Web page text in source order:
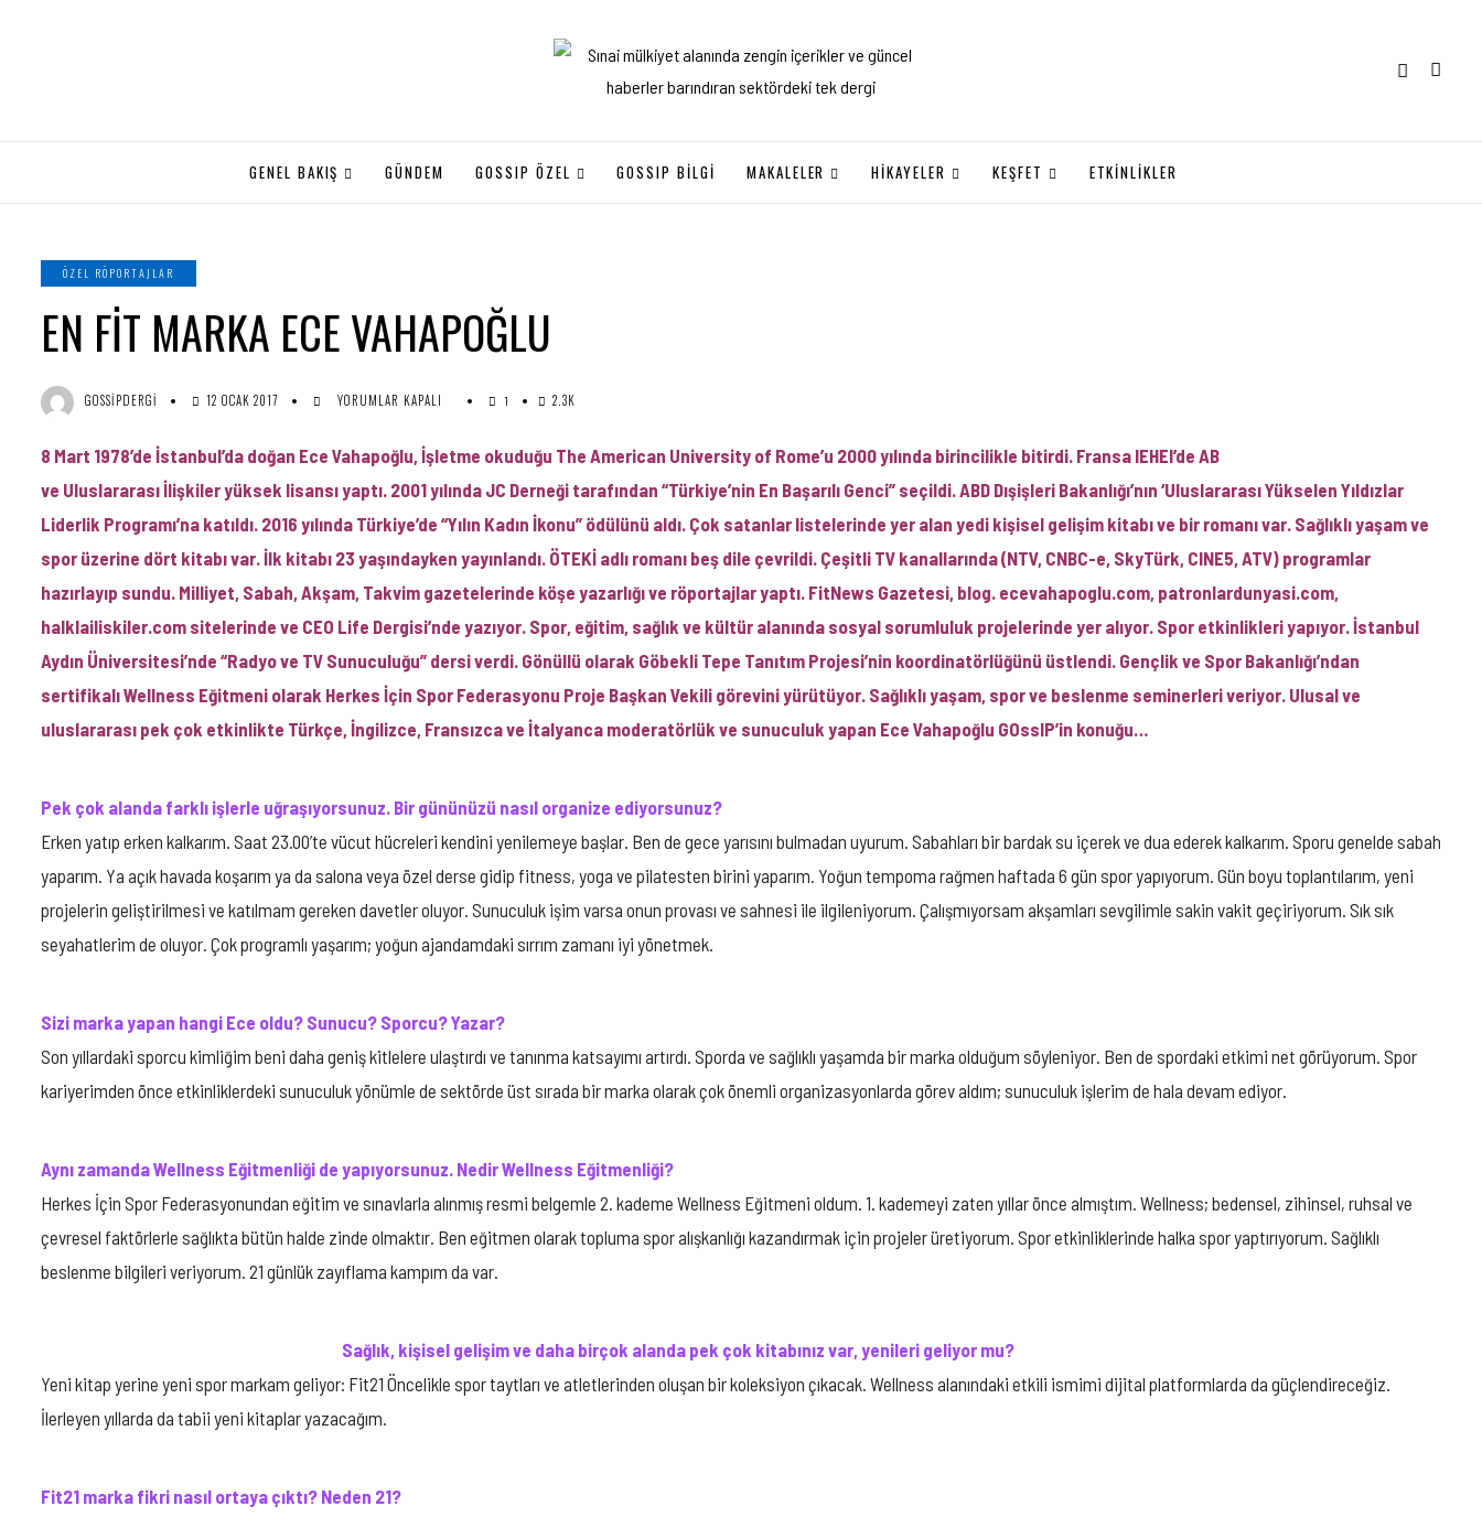
GENEL BAKIŞ GÜNDEM GOSSIP ÖZEL GOSSIP BILGI MAKALELER HİKAYELER KEŞFET ETKİNLİKLER
ÖZEL RÖPORTAJLAR
EN FİT MARKA ECE VAHAPOĞLU
GOSSIPDERGI 12 OCAK 2017
EN
ECE
VAHAPOĞLU
IÇIN
YORUMLAR KAPALI 1 2.3K
8 Mart 1978’de İstanbul’da doğan Ece Vahapoğlu, İşletme okuduğu The American University of Rome’u 2000 yılında birincilikle bitirdi. Fransa IEHEI’de AB
ve Uluslararası İlişkiler yüksek lisansı yaptı. 2001 yılında JC Derneği tarafından “Türkiye’nin En Başarılı Genci” seçildi. ABD Dışişleri Bakanlığı’nın ‘Uluslararası Yükselen Yıldızlar
Liderlik Programı’na katıldı. 2016 yılında Türkiye’de “Yılın Kadın İkonu” ödülünü aldı. Çok satanlar listelerinde yer alan yedi kişisel gelişim kitabı ve bir romanı var. Sağlıklı yaşam ve
spor üzerine dört kitabı var. İlk kitabı 23 yaşındayken yayınlandı. ÖTEKİ adlı romanı beş dile çevrildi. Çeşitli TV kanallarında (NTV, CNBC-e, SkyTürk, CINE5, ATV) programlar
hazırlayıp sundu. Milliyet, Sabah, Akşam, Takvim gazetelerinde köşe yazarlığı ve röportajlar yaptı. FitNews Gazetesi, blog. ecevahapoglu.com, patronlardunyasi.com,
halklailiskiler.com sitelerinde ve CEO Life Dergisi’nde yazıyor. Spor, eğitim, sağlık ve kültür alanında sosyal sorumluluk projelerinde yer alıyor. Spor etkinlikleri yapıyor. İstanbul
Aydın Üniversitesi’nde “Radyo ve TV Sunuculuğu” dersi verdi. Gönüllü olarak Göbekli Tepe Tanıtım Projesi’nin koordinatörlüğünü üstlendi. Gençlik ve Spor Bakanlığı’ndan
sertifikalı Wellness Eğitmeni olarak Herkes İçin Spor Federasyonu Proje Başkan Vekili görevini yürütüyor. Sağlıklı yaşam, spor ve beslenme seminerleri veriyor. Ulusal ve
uluslararası pek çok etkinlikte Türkçe, İngilizce, Fransızca ve İtalyanca moderatörlük ve sunuculuk yapan Ece Vahapoğlu GOssIP’in konuğu…
Pek çok alanda farklı işlerle uğraşıyorsunuz. Bir gününüzü nasıl organize ediyorsunuz?
Erken yatıp erken kalkarım. Saat 23.00’te vücut hücreleri kendini yenilemeye başlar. Ben de gece yarısını bulmadan uyurum. Sabahları bir bardak su içerek ve dua ederek kalkarım. Sporu genelde sabah
yaparım. Ya açık havada koşarım ya da salona veya özel derse gidip fitness, yoga ve pilatesten birini yaparım. Yoğun tempoma rağmen haftada 6 gün spor yapıyorum. Gün boyu toplantılarım, yeni
projelerin geliştirilmesi ve katılmam gereken davetler oluyor. Sunuculuk işim varsa onun provası ve sahnesi ile ilgileniyorum. Çalışmıyorsam akşamları sevgilimle sakin vakit geçiriyorum. Sık sık
seyahatlerim de oluyor. Çok programlı yaşarım; yoğun ajandamdaki sırrım zamanı iyi yönetmek.
Sizi marka yapan hangi Ece oldu? Sunucu? Sporcu? Yazar?
Son yıllardaki sporcu kimliğim beni daha geniş kitlelere ulaştırdı ve tanınma katsayımı artırdı. Sporda ve sağlıklı yaşamda bir marka olduğum söyleniyor. Ben de spordaki etkimi net görüyorum. Spor
kariyerimden önce etkinliklerdeki sunuculuk yönümle de sektörde üst sırada bir marka olarak çok önemli organizasyonlarda görev aldım; sunuculuk işlerim de hala devam ediyor.
Aynı zamanda Wellness Eğitmenliği de yapıyorsunuz. Nedir Wellness Eğitmenliği?
Herkes İçin Spor Federasyonundan eğitim ve sınavlarla alınmış resmi belgemle 2. kademe Wellness Eğitmeni oldum. 1. kademeyi zaten yıllar önce almıştım. Wellness; bedensel, zihinsel, ruhsal ve
çevresel faktörlerle sağlıkta bütün halde zinde olmaktır. Ben eğitmen olarak topluma spor alışkanlığı kazandırmak için projeler üretiyorum. Spor etkinliklerinde halka spor yaptırıyorum. Sağlıklı
beslenme bilgileri veriyorum. 21 günlük zayıflama kampım da var.
Sağlık, kişisel gelişim ve daha birçok alanda pek çok kitabınız var, yenileri geliyor mu?
Yeni kitap yerine yeni spor markam geliyor: Fit21 Öncelikle spor taytları ve atletlerinden oluşan bir koleksiyon çıkacak. Wellness alanındaki etkili ismimi dijital platformlarda da güçlendireceğiz.
İlerleyen yıllarda da tabii yeni kitaplar yazacağım.
Fit21 marka fikri nasıl ortaya çıktı? Neden 21?